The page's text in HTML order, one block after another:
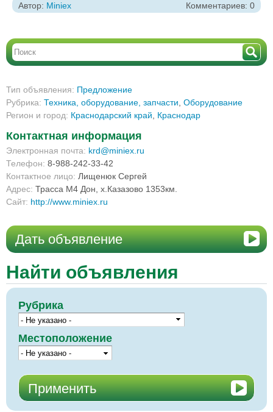
Автор: Miniex Комментариев: 0
Тип объявления: Предложение
Рубрика: Техника, оборудование, запчасти Оборудование
Регион и город: Краснодарский край Краснодар
Контактная информация
Электронная почта: krd@miniex.ru
Телефон: 8-988-242-33-42
Контактное лицо: Лищенюк Сергей
Адрес: Трасса М4 Дон, х.Казазово 1353км.
Сайт: http://www.miniex.ru
Дать объявление
Найти объявления
Рубрика
Местоположение